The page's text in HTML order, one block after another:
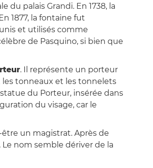
du palais Grandi. En 1738, la
1877, la fontaine fut
et utilisés comme
de Pasquino, si bien que
. Il représente un porteur
les tonneaux et les tonnelets
du Porteur, insérée dans
du visage, car le
un magistrat. Après de
Le nom semble dériver de la